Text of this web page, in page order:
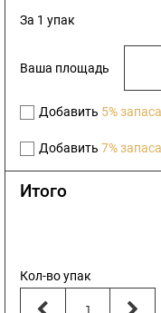
За 1 упак
Ваша площадь
Добавить 5%
Добавить 7%
Итого
Кол-во упак